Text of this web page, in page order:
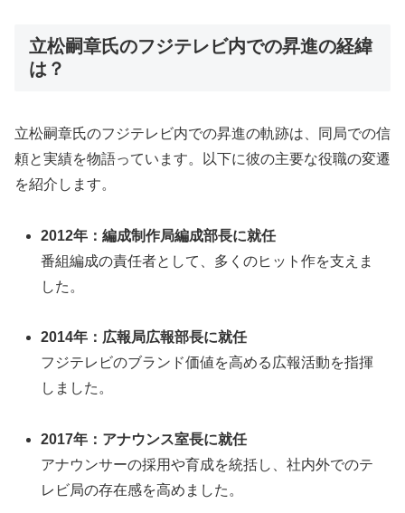
立松嗣章氏のフジテレビ内での昇進の経緯
は？
立松嗣章氏のフジテレビ内での昇進の軌跡は、同局での信
頼と実績を物語っています。以下に彼の主要な役職の変遷
を紹介します。
2012年：編成制作局編成部長に就任
番組編成の責任者として、多くのヒット作を支えま
した。
2014年：広報局広報部長に就任
フジテレビのブランド価値を高める広報活動を指揮
しました。
2017年：アナウンス室長に就任
アナウンサーの採用や育成を統括し、社内外でのテ
レビ局の存在感を高めました。